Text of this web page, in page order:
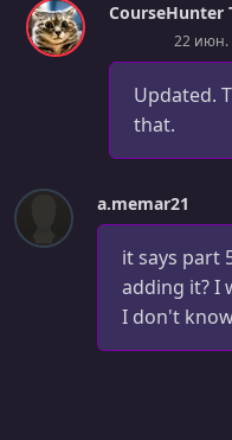
CourseHunter
22 июн.
Updated.
that.
a.memar21
it says part
adding it? I
I don't